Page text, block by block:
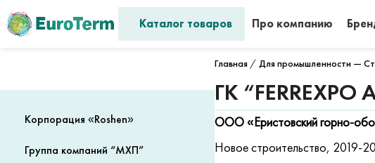
Каталог товаров Про компанию
Корпорация «Roshen»
Группа компаний “МХП”
Главная/ Для промышленности —
ГК “FERREXPO
ООО «Еристовский горно-
Новое строительство, 2019-